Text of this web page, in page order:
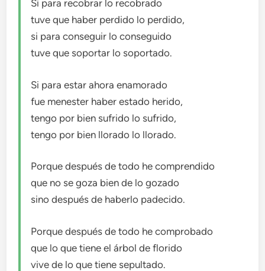
Si para recobrar lo recobrado
tuve que haber perdido lo perdido,
si para conseguir lo conseguido
tuve que soportar lo soportado.
Si para estar ahora enamorado
fue menester haber estado herido,
tengo por bien sufrido lo sufrido,
tengo por bien llorado lo llorado.
Porque después de todo he comprendido
que no se goza bien de lo gozado
sino después de haberlo padecido.
Porque después de todo he comprobado
que lo que tiene el árbol de florido
vive de lo que tiene sepultado.